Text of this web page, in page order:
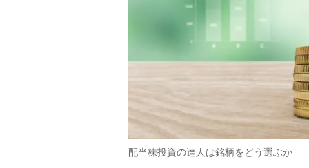
配当株投資の達人は銘柄をどう選ぶか